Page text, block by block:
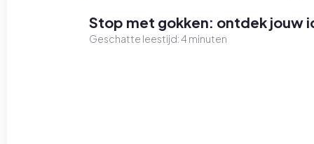
Stop met gokken: ontdek jouw
Geschatte leestijd:4 minuten